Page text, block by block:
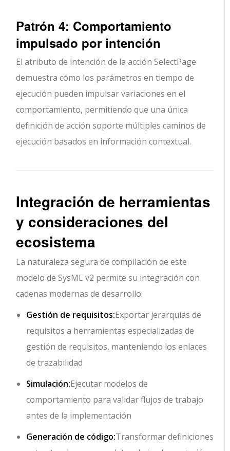
Patrón 4: Comportamiento
impulsado por intención
El atributo de intención de la acción SelectPage
demuestra cómo los parámetros en tiempo de
ejecución pueden impulsar variaciones en el
comportamiento, permitiendo que una única
definición de acción soporte múltiples caminos de
ejecución basados en información contextual.
Integración de herramientas
y consideraciones del
ecosistema
La naturaleza segura de compilación de este
modelo de SysML v2 permite su integración con
cadenas modernas de desarrollo:
Gestión de requisitos:Exportar jerarquías de
requisitos a herramientas especializadas de
gestión de requisitos, manteniendo los enlaces
de trazabilidad
Simulación:Ejecutar modelos de
comportamiento para validar flujos de trabajo
antes de la implementación
Generación de código:Transformar definiciones